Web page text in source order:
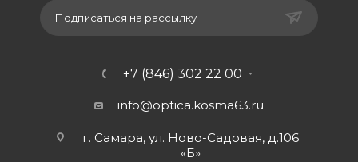
Подписаться на рассылку
+7 (846) 302 22 00
info@optica.kosma63.ru
г. Самара, ул. Ново-Садовая, д.106
«Б»